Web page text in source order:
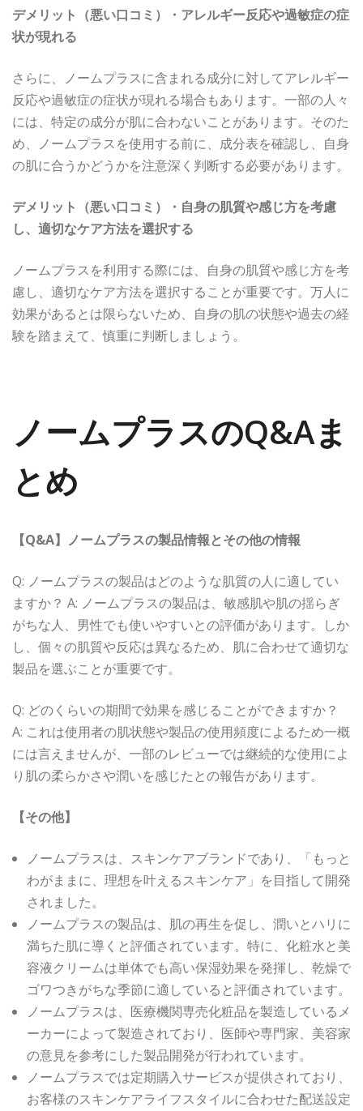
デメリット（悪い口コミ）・アレルギー反応や過敏症の症
状が現れる
さらに、ノームプラスに含まれる成分に対してアレルギー
反応や過敏症の症状が現れる場合もあります。一部の人々
には、特定の成分が肌に合わないことがあります。そのた
め、ノームプラスを使用する前に、成分表を確認し、自身
の肌に合うかどうかを注意深く判断する必要があります。
デメリット（悪い口コミ）・自身の肌質や感じ方を考慮
し、適切なケア方法を選択する
ノームプラスを利用する際には、自身の肌質や感じ方を考
慮し、適切なケア方法を選択することが重要です。万人に
効果があるとは限らないため、自身の肌の状態や過去の経
験を踏まえて、慎重に判断しましょう。
ノームプラスのQ&Aま
とめ
【Q&A】ノームプラスの製品情報とその他の情報
Q: ノームプラスの製品はどのような肌質の人に適してい
ますか？ A: ノームプラスの製品は、敏感肌や肌の揺らぎ
がちな人、男性でも使いやすいとの評価があります。しか
し、個々の肌質や反応は異なるため、肌に合わせて適切な
製品を選ぶことが重要です。
Q: どのくらいの期間で効果を感じることができますか？
A: これは使用者の肌状態や製品の使用頻度によるため一概
には言えませんが、一部のレビューでは継続的な使用によ
り肌の柔らかさや潤いを感じたとの報告があります。
【その他】
ノームプラスは、スキンケアブランドであり、「もっと
わがままに、理想を叶えるスキンケア」を目指して開発
されました。
ノームプラスの製品は、肌の再生を促し、潤いとハリに
満ちた肌に導くと評価されています。特に、化粧水と美
容液クリームは単体でも高い保湿効果を発揮し、乾燥で
ゴワつきがちな季節に適していると評価されています。
ノームプラスは、医療機関専売化粧品を製造しているメ
ーカーによって製造されており、医師や専門家、美容家
の意見を参考にした製品開発が行われています。
ノームプラスでは定期購入サービスが提供されており、
お客様のスキンケアライフスタイルに合わせた配送設定